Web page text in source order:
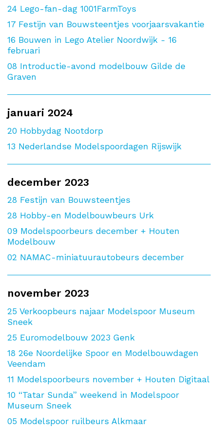
24 Lego-fan-dag 1001FarmToys
17 Festijn van Bouwsteentjes voorjaarsvakantie
16 Bouwen in Lego Atelier Noordwijk - 16
februari
08 Introductie-avond modelbouw Gilde de
Graven
januari 2024
20 Hobbydag Nootdorp
13 Nederlandse Modelspoordagen Rijswijk
december 2023
28 Festijn van Bouwsteentjes
28 Hobby-en Modelbouwbeurs Urk
09 Modelspoorbeurs december + Houten
Modelbouw
02 NAMAC-miniatuurautobeurs december
november 2023
25 Verkoopbeurs najaar Modelspoor Museum
Sneek
25 Euromodelbouw 2023 Genk
18 26e Noordelijke Spoor en Modelbouwdagen
Veendam
11 Modelspoorbeurs november + Houten Digitaal
10 “Tatar Sunda” weekend in Modelspoor
Museum Sneek
05 Modelspoor ruilbeurs Alkmaar